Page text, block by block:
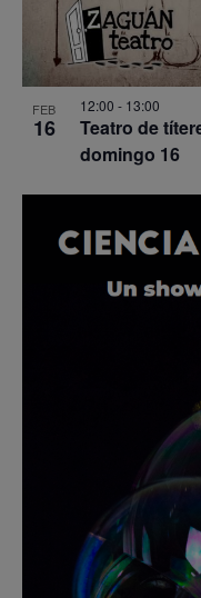
FEB
16
Teatro de
domingo 16
12:00 - 13:00